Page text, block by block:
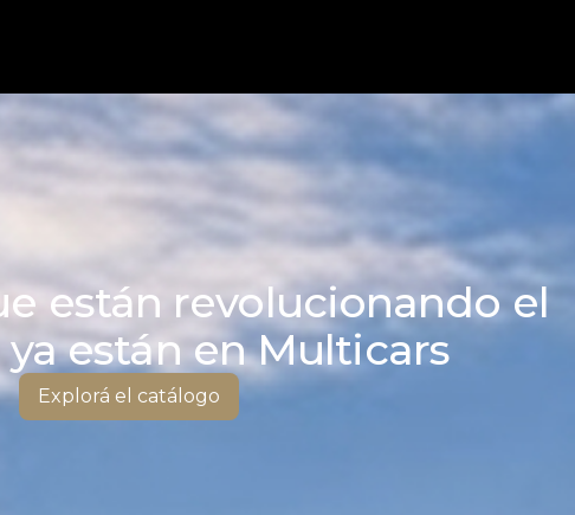
están revolucionando el
están en Multicars
Explorá el catálogo